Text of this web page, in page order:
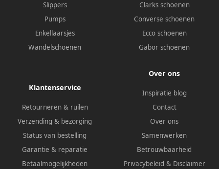
Slippers
Pumps
Enkellaarsjes
Wandelschoenen
Clarks schoenen
Converse schoenen
Ecco schoenen
Gabor schoenen
Klantenservice
Retourneren & ruilen
Verzending & bezorging
Status van bestelling
Garantie & reparatie
Betaalmogelijkheden
Over ons
Inspiratie blog
Contact
Over ons
Samenwerken
Betrouwbaarheid
Privacybeleid & Disclaimer